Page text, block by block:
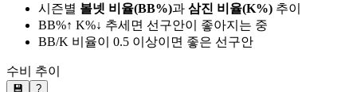
시즌별 볼넷 비율(BB%)과 삼진 비율(K%) 추이
BB%↑ K%↓ 추세면 선구안이 좋아지는 중
BB/K 비율이 0.5 이상이면 좋은 선구안
수비 추이
💾 ?